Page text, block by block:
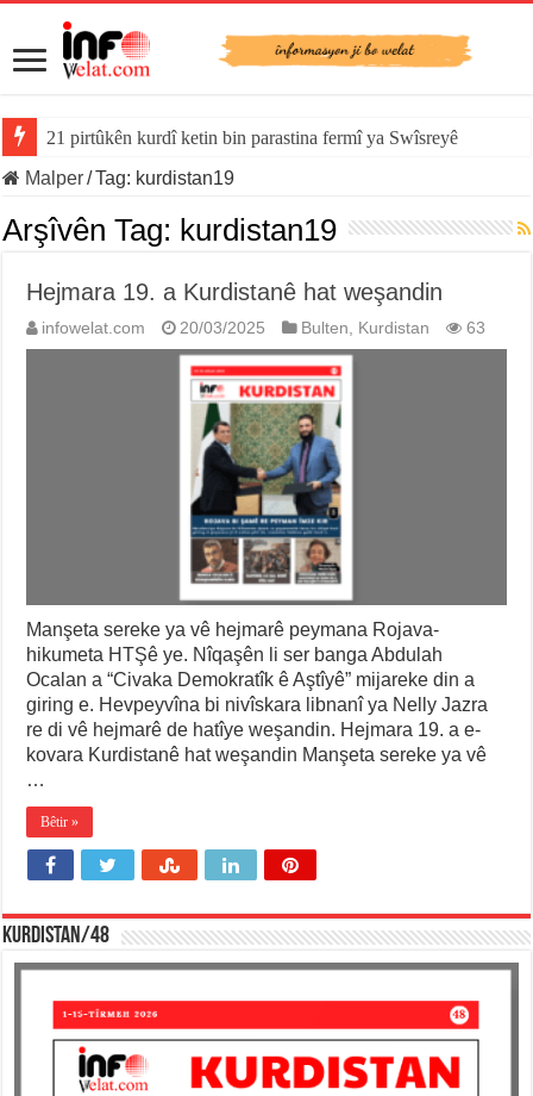
21 pirtûkên kurdî ketin bin parastina fermî ya Swîsreyê
Malper/Tag: kurdistan19
Arşîvên Tag: kurdistan19
Hejmara 19. a Kurdistanê hat weşandin
infowelat.com 20/03/2025 Bulten, Kurdistan 63
Manşeta sereke ya vê hejmarê peymana Rojava-
hikumeta HTŞê ye. Nîqaşên li ser banga Abdulah
Ocalan a “Civaka Demokratîk ê Aştîyê” mijareke din a
giring e. Hevpeyvîna bi nivîskara libnanî ya Nelly Jazra
re di vê hejmarê de hatîye weşandin. Hejmara 19. a e-
kovara Kurdistanê hat weşandin Manşeta sereke ya vê
…
Bêtir »
KURDISTAN/48